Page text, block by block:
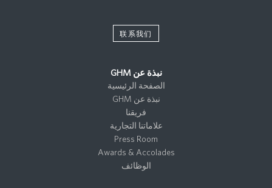
联系我们
نبذة عن GHM
الصفحة الرئيسية
نبذة عن GHM
فريقنا
علاماتنا التجارية
Press Room
Awards & Accolades
الوظائف